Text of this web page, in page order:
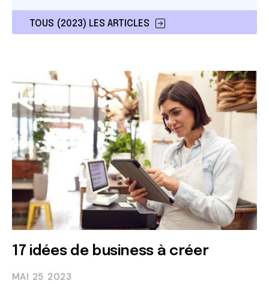
TOUS (2023) LES ARTICLES
17 idées de business à créer
MAI 25 2023